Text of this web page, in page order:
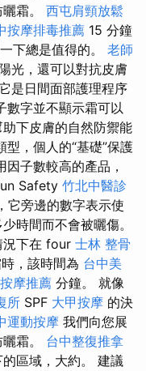
霜。 西屯肩頸放鬆
按摩排毒推薦 15 分鐘
下總是值得的。 老師
光，還可以對抗皮膚
是日間面部護理程序
數字並不顯示霜可以
下皮膚的自然防禦能
，個人的“基礎”保護
子數較高的產品，
Safety 竹北中醫診
它旁邊的數字表示使
時間而不會被曬傷。
況下在 four 士林 整骨
，該時間為 台中美
摩推薦 分鐘。 就像
所 SPF 大甲按摩 的決
運動按摩 我們向您展
霜。 台中整復推拿
區域，大約。 建議